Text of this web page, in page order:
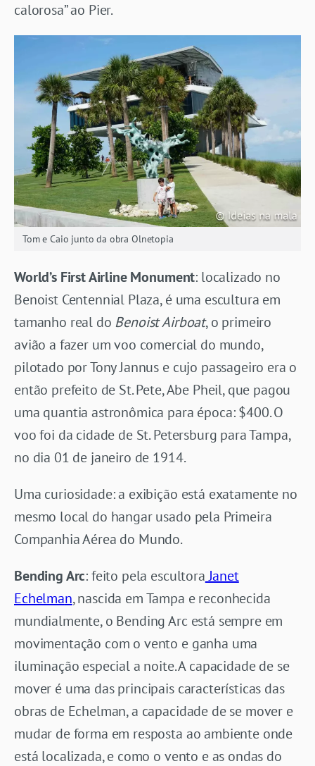
calorosa” ao Pier.
Tom e Caio junto da obra Olnetopia
World’s First Airline Monument: localizado no
Benoist Centennial Plaza, é uma escultura em
tamanho real do Benoist Airboat, o primeiro
avião a fazer um voo comercial do mundo,
pilotado por Tony Jannus e cujo passageiro era o
então prefeito de St. Pete, Abe Pheil, que pagou
uma quantia astronômica para época: $400. O
voo foi da cidade de St. Petersburg para Tampa,
no dia 01 de janeiro de 1914.
Uma curiosidade: a exibição está exatamente no
mesmo local do hangar usado pela Primeira
Companhia Aérea do Mundo.
Bending Arc: feito pela escultoraJanet
Echelman, nascida em Tampa e reconhecida
mundialmente, o Bending Arc está sempre em
movimentação com o vento e ganha uma
iluminação especial a noite. A capacidade de se
mover é uma das principais características das
obras de Echelman, a capacidade de se mover e
mudar de forma em resposta ao ambiente onde
está localizada, e como o vento e as ondas do